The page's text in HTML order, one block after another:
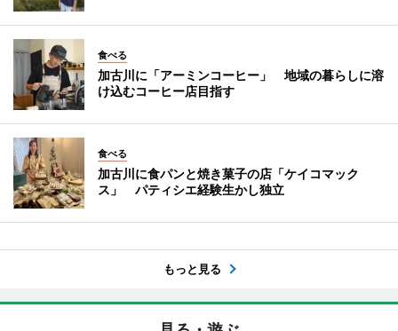
食べる
加古川に「アーミンコーヒー」 地域の暮らしに溶
け込むコーヒー店目指す
食べる
加古川に食パンと焼き菓子の店「ケイコマック
ス」 パティシエ経験生かし独立
もっと見る